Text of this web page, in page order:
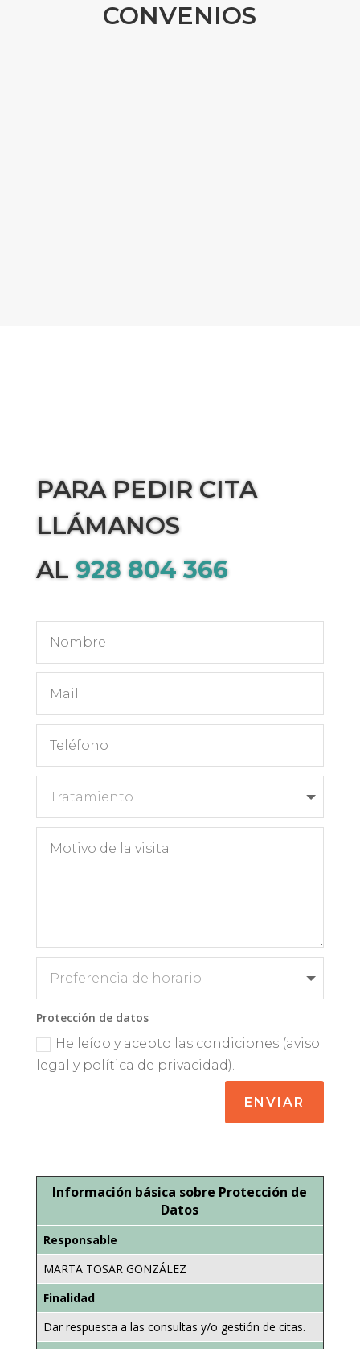
CONVENIOS
PARA PEDIR CITA
LLÁMANOS
AL 928 804 366
Protección de datos
He leído y acepto las condiciones (aviso
legal y política de privacidad).
ENVIAR
Información básica sobre Protección de
Datos
Responsable
MARTA TOSAR GONZÁLEZ
Finalidad
Dar respuesta a las consultas y/o gestión de citas.